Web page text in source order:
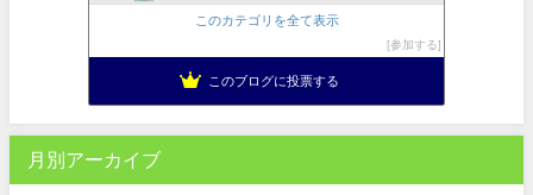
このカテゴリを全て表示
参加する
このブログに投票する
月別アーカイブ